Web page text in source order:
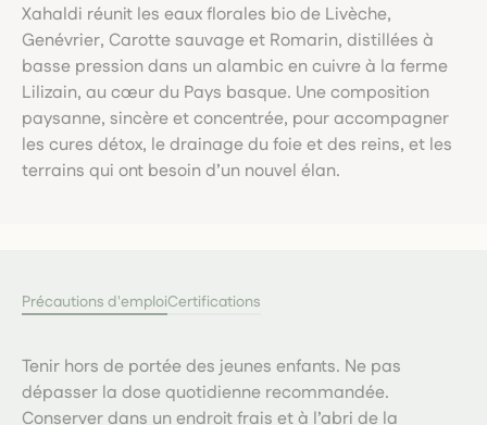
Xahaldi réunit les eaux florales bio de Livèche,
Genévrier, Carotte sauvage et Romarin, distillées à
basse pression dans un alambic en cuivre à la ferme
Lilizain, au cœur du Pays basque. Une composition
paysanne, sincère et concentrée, pour accompagner
les cures détox, le drainage du foie et des reins, et les
terrains qui ont besoin d’un nouvel élan.
Précautions d'emploiCertifications
Tenir hors de portée des jeunes enfants. Ne pas
dépasser la dose quotidienne recommandée.
Conserver dans un endroit frais et à l’abri de la